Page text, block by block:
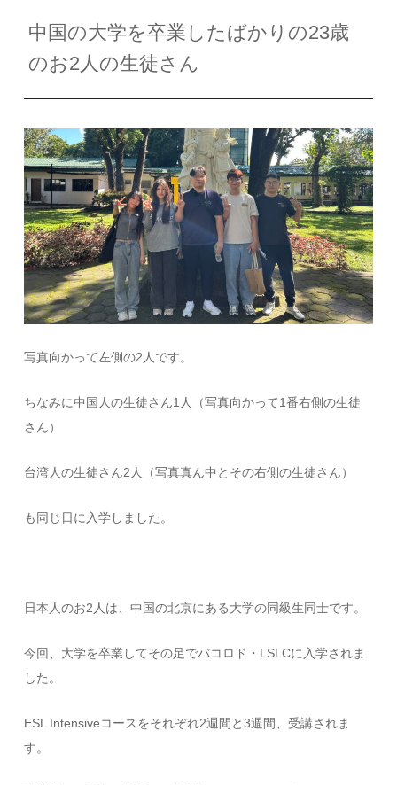
中国の大学を卒業したばかりの23歳
のお2人の生徒さん
写真向かって左側の2人です。
ちなみに中国人の生徒さん1人（写真向かって1番右側の生徒
さん）
台湾人の生徒さん2人（写真真ん中とその右側の生徒さん）
も同じ日に入学しました。
日本人のお2人は、中国の北京にある大学の同級生同士です。
今回、大学を卒業してその足でバコロド・LSLCに入学されま
した。
ESL Intensiveコースをそれぞれ2週間と3週間、受講されま
す。